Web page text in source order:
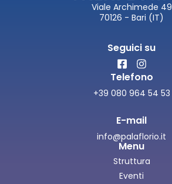
Viale Archimede 49
70126 - Bari (IT)
Seguici su
Telefono
+39 080 964 54 53
E-mail
info@palaflorio.it
Menu
Struttura
Eventi